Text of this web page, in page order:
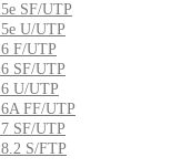
SF/UTP
U/UTP
F/UTP
SF/UTP
U/UTP
FF/UTP
SF/UTP
S/FTP